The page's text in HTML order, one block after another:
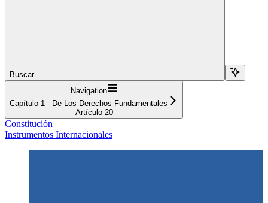
Buscar...
Navigation
Capítulo 1 - De Los Derechos Fundamentales
Artículo 20
Constitución
Instrumentos Internacionales